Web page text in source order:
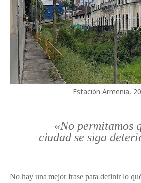
Estación Armenia,
«No permitamos
ciudad se siga
No hay una mejor frase para definir lo